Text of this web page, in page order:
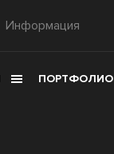
Информация
ПОРТФОЛИО